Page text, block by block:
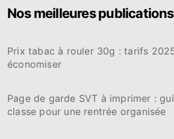
r
e
r
Nos meilleures publications
Prix tabac à rouler 30g : tarifs
économiser
Page de garde SVT à imprimer :
classe pour une rentrée organisée